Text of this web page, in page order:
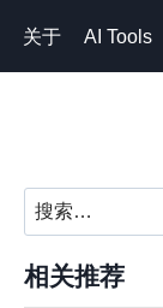
关于 AI Tools
搜
索：
相关推荐